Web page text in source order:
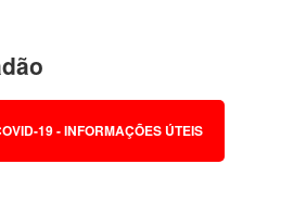
19 - INFORMAÇÕES ÚTEIS